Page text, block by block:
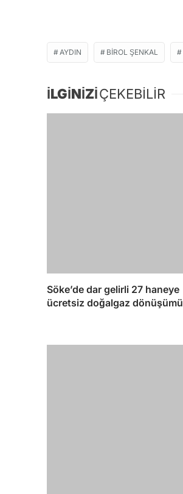
AYDIN BIROL ŞENKAL
İLGİNİZİÇEKEBİLİR
Söke’de dar gelirli 27 haneye
ücretsiz doğalgaz dönüşümü